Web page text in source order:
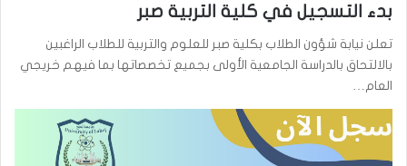
بدء التسجيل في كلية التربية صبر
تعلن نيابة شؤون الطلاب بكلية صبر للعلوم والتربية للطلاب الراغبين
بالالتحاق بالدراسة الجامعية الأولى بجميع تخصصاتها بما فيهم خريجي
العام…